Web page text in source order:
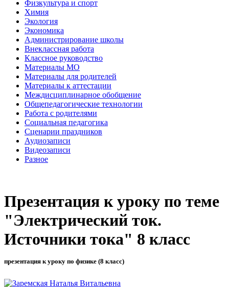
Физкультура и спорт
Химия
Экология
Экономика
Администрирование школы
Внеклассная работа
Классное руководство
Материалы МО
Материалы для родителей
Материалы к аттестации
Междисциплинарное обобщение
Общепедагогические технологии
Работа с родителями
Социальная педагогика
Сценарии праздников
Аудиозаписи
Видеозаписи
Разное
Презентация к уроку по теме
"Электрический ток.
Источники тока" 8 класс
презентация к уроку по физике (8 класс)